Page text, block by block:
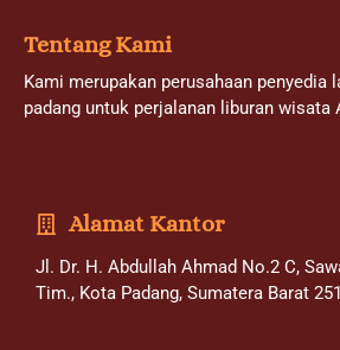
Tentang Kami
Kami merupakan perusahaan penyedia
padang untuk perjalanan liburan wisata
Alamat Kantor
Jl. Dr. H. Abdullah Ahmad No.2 C,
Tim., Kota Padang, Sumatera Barat